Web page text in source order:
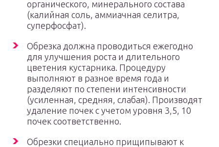
органического, минерального состава
(калийная соль, аммиачная селитра,
суперфосфат).
Обрезка должна проводиться ежегодно
для улучшения роста и длительного
цветения кустарника. Процедуру
выполняют в разное время года и
разделяют по степени интенсивности
(усиленная, средняя, слабая). Производят
удаление почек с учетом уровня 3,5, 10
почек соответственно.
Обрезки специально прищипывают к